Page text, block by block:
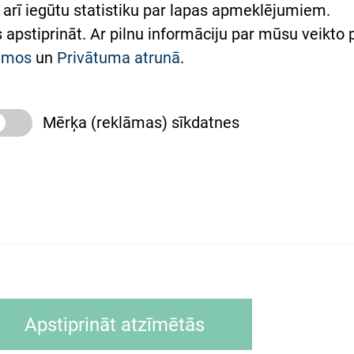
Східної лікарні
з Україною
iegūtu statistiku par lapas apmeklējumiem.
Ar pilnu informāciju par mūsu veikto
un Privātuma atrunā.
Mērķa (reklāmas) sīkdatnes
tīmekļa pārlūkprogramma (piemēram, Internet,
Apstiprināt atzīmētās